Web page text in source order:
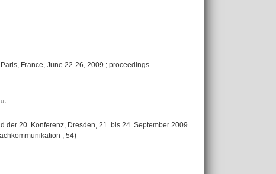
France, June 22-26, 2009 ; proceedings. -
:
der 20. Konferenz, Dresden, 21. bis 24. September 2009.
; 54)